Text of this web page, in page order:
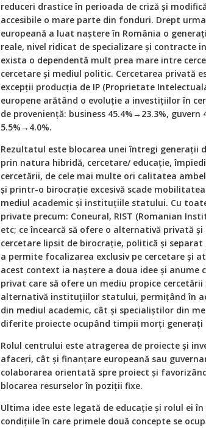
reduceri drastice în perioada de criză şi
accesibile o mare parte din fonduri. Drept
europeană a luat naştere în România o
reale, nivel ridicat de specializare şi contracte
exista o dependentă mult prea mare intre
cercetare şi mediul politic. Cercetarea privată
excepţii producţia de IP (Proprietate
europene arătând o evoluţie a investiţiilor în
de provenienţă: business 45.4%→23.3%, guvern
5.5%→4.0%.
Rezultatul este blocarea unei întregi generaţii
prin natura hibridă, cercetare/ educaţie,
cercetării, de cele mai multe ori calitatea
şi printr-o birocraţie excesivă scade
mediul academic şi instituţiile statului. Cu
private precum: Coneural, RIST (Romanian
etc; ce încearcă să ofere o alternativă privată şi
cercetare lipsit de birocraţie, politică şi
a permite focalizarea exclusiv pe cercetare şi
acest context ia naştere a doua idee şi anume
privat care să ofere un mediu propice cercetării
alternativă instituţiilor statului, permiţând în
din mediul academic, cât şi specialiştilor din
diferite proiecte ocupând timpii morţi generaţi
Rolul centrului este atragerea de proiecte şi
afaceri, cât şi finanţare europeană sau
colaborarea orientată spre proiect şi
blocarea resurselor în poziţii fixe.
Ultima idee este legată de educaţie şi rolul ei
condiţiile în care primele două concepte se